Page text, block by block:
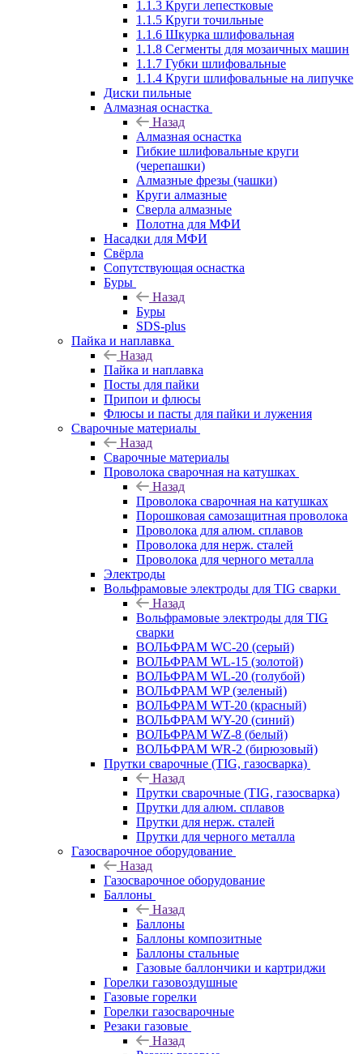
1.1.3 Круги лепестковые
1.1.5 Круги точильные
1.1.6 Шкурка шлифовальная
1.1.8 Сегменты для мозаичных машин
1.1.7 Губки шлифовальные
1.1.4 Круги шлифовальные на липучке
Диски пильные
Алмазная оснастка
Назад
Алмазная оснастка
Гибкие шлифовальные круги
(черепашки)
Алмазные фрезы (чашки)
Круги алмазные
Сверла алмазные
Полотна для МФИ
Насадки для МФИ
Свёрла
Сопутствующая оснастка
Буры
Назад
Буры
SDS-plus
Пайка и наплавка
Назад
Пайка и наплавка
Посты для пайки
Припои и флюсы
Флюсы и пасты для пайки и лужения
Сварочные материалы
Назад
Сварочные материалы
Проволока сварочная на катушках
Назад
Проволока сварочная на катушках
Порошковая самозащитная проволока
Проволока для алюм. сплавов
Проволока для нерж. сталей
Проволока для черного металла
Электроды
Вольфрамовые электроды для TIG сварки
Назад
Вольфрамовые электроды для TIG
сварки
ВОЛЬФРАМ WC-20 (серый)
ВОЛЬФРАМ WL-15 (золотой)
ВОЛЬФРАМ WL-20 (голубой)
ВОЛЬФРАМ WP (зеленый)
ВОЛЬФРАМ WT-20 (красный)
ВОЛЬФРАМ WY-20 (синий)
ВОЛЬФРАМ WZ-8 (белый)
ВОЛЬФРАМ WR-2 (бирюзовый)
Прутки сварочные (TIG, газосварка)
Назад
Прутки сварочные (TIG, газосварка)
Прутки для алюм. сплавов
Прутки для нерж. сталей
Прутки для черного металла
Газосварочное оборудование
Назад
Газосварочное оборудование
Баллоны
Назад
Баллоны
Баллоны композитные
Баллоны стальные
Газовые баллончики и картриджи
Горелки газовоздушные
Газовые горелки
Горелки газосварочные
Резаки газовые
Назад